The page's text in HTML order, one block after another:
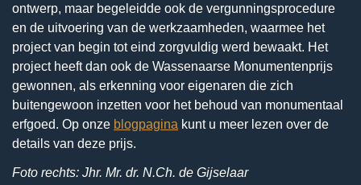
ontwerp, maar begeleidde ook de vergunningsprocedure
en de uitvoering van de werkzaamheden, waarmee het
project van begin tot eind zorgvuldig werd bewaakt. Het
project heeft dan ook de Wassenaarse Monumentenprijs
gewonnen, als erkenning voor eigenaren die zich
buitengewoon inzetten voor het behoud van monumentaal
erfgoed. Op onze blogpagina kunt u meer lezen over de
details van deze prijs.
Foto rechts: Jhr. Mr. dr. N.Ch. de Gijselaar